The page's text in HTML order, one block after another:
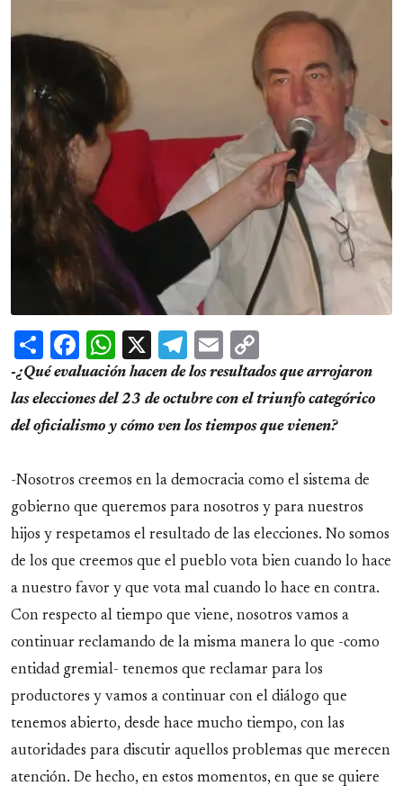
ShareFacebook
WhatsApp
X Telegram
Email
Link
-¿Qué evaluación hacen de los resultados que arrojaron
las elecciones del 23 de octubre con el triunfo categórico
del oficialismo y cómo ven los tiempos que vienen?
-Nosotros creemos en la democracia como el sistema de
gobierno que queremos para nosotros y para nuestros
hijos y respetamos el resultado de las elecciones. No somos
de los que creemos que el pueblo vota bien cuando lo hace
a nuestro favor y que vota mal cuando lo hace en contra.
Con respecto al tiempo que viene, nosotros vamos a
continuar reclamando de la misma manera lo que -como
entidad gremial- tenemos que reclamar para los
productores y vamos a continuar con el diálogo que
tenemos abierto, desde hace mucho tiempo, con las
autoridades para discutir aquellos problemas que merecen
atención. De hecho, en estos momentos, en que se quiere